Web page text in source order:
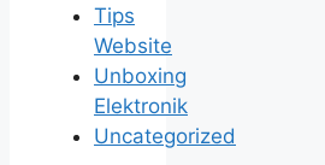
Tips
Website
Unboxing
Elektronik
Uncategorized